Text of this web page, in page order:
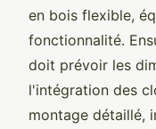
en bois flexible,
fonctionnalité.
doit prévoir les
l'intégration des
montage détaillé,